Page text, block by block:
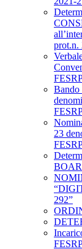
prot.n.
Bando
23
292”